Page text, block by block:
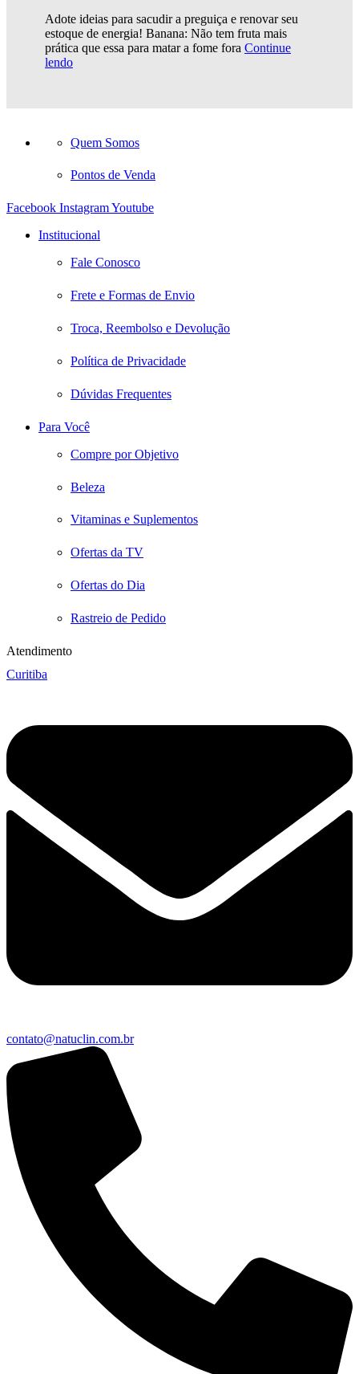
Adote ideias para sacudir a preguiça e renovar seu
estoque de energia! Banana: Não tem fruta mais
prática que essa para matar a fome fora Continue
lendo
Quem Somos
Pontos de Venda
Facebook InstagramYoutube
Institucional
Fale Conosco
Frete e Formas de Envio
Troca, Reembolso e Devolução
Política de Privacidade
Dúvidas Frequentes
Para Você
Compre por Objetivo
Beleza
Vitaminas e Suplementos
Ofertas da TV
Ofertas do Dia
Rastreio de Pedido
Atendimento
Curitiba
contato@natuclin.com.br